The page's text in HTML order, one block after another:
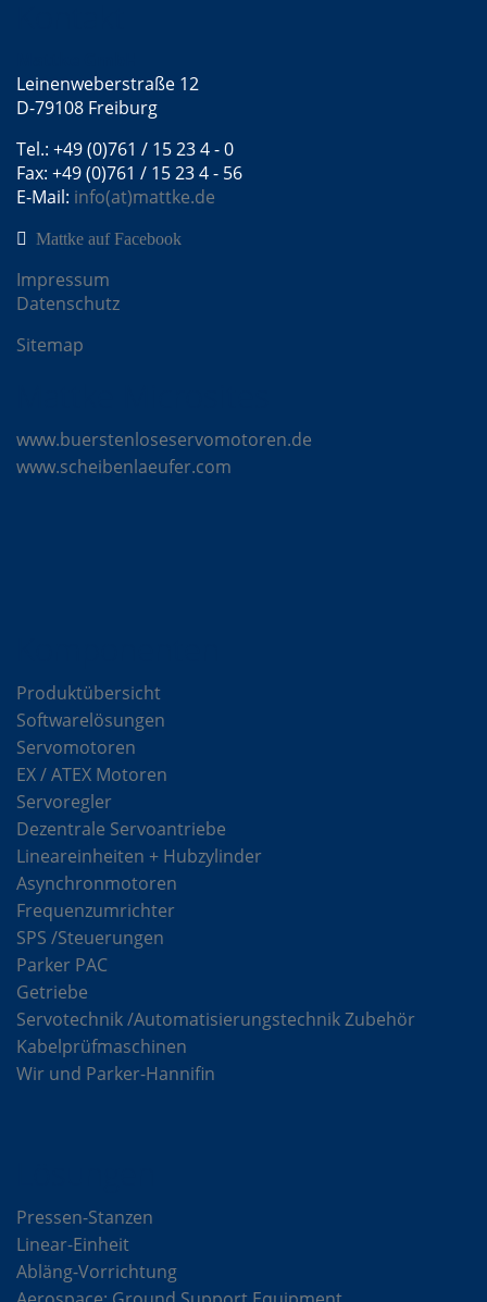
Leinenweberstraße 12
D-79108 Freiburg
Tel.: +49 (0)761 / 15 23 4 - 0
Fax: +49 (0)761 / 15 23 4 - 56
E-Mail: info(at)mattke.de
Mattke auf Facebook
Impressum
Datenschutz
Sitemap
www.buerstenloseservomotoren.de
www.scheibenlaeufer.com
Produktübersicht
Softwarelösungen
Servomotoren
EX / ATEX Motoren
Servoregler
Dezentrale Servoantriebe
Lineareinheiten + Hubzylinder
Asynchronmotoren
Frequenzumrichter
SPS /Steuerungen
Parker PAC
Getriebe
Servotechnik /Automatisierungstechnik Zubehör
Kabelprüfmaschinen
Wir und Parker-Hannifin
Pressen-Stanzen
Linear-Einheit
Abläng-Vorrichtung